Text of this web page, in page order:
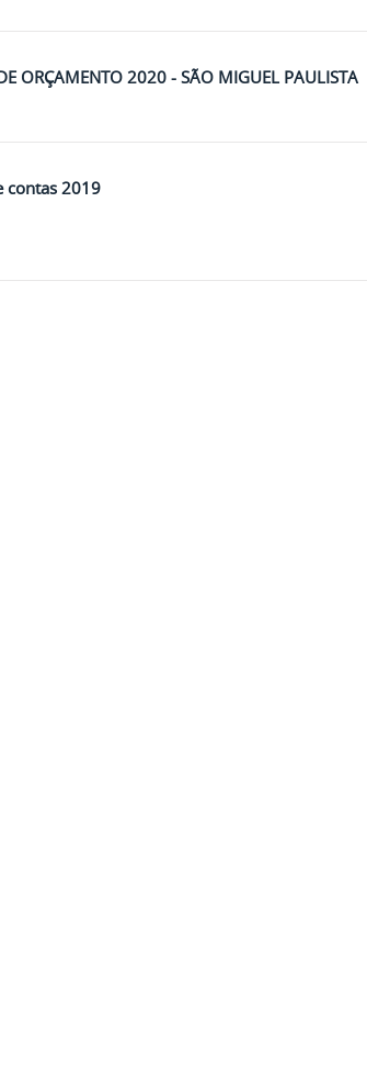
ORÇAMENTO 2020 - SÃO MIGUEL PAULISTA
contas 2019